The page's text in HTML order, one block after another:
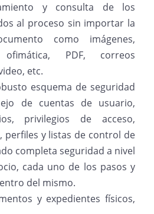
y consulta de los
al proceso sin importar la
como imágenes,
PDF, correos
etc.
esquema de seguridad
de cuentas de usuario,
privilegios de acceso,
perfiles y listas de control de
completa seguridad a nivel
cada uno de los pasos y
del mismo.
y expedientes físicos,